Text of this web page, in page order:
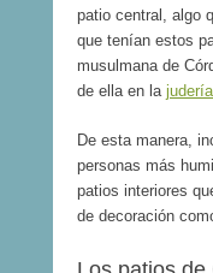
patio central, algo
que tenían estos
musulmana de
de ella en la
De esta manera,
personas más
patios interiores
de decoración